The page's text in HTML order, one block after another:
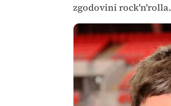
zgodovini rock'n'rolla.